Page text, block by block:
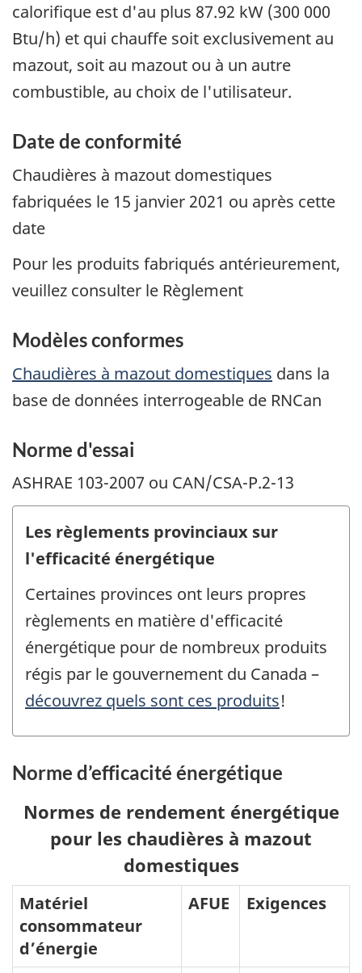
calorifique est d'au plus 87.92 kW (300 000
Btu/h) et qui chauffe soit exclusivement au
mazout, soit au mazout ou à un autre
combustible, au choix de l'utilisateur.
Date de conformité
Chaudières à mazout domestiques
fabriquées le 15 janvier 2021 ou après cette
date
Pour les produits fabriqués antérieurement,
veuillez consulter le Règlement
Modèles conformes
Chaudières à mazout domestiques dans la
base de données interrogeable de RNCan
Norme d'essai
ASHRAE 103-2007 ou CAN/CSA-P.2-13
Les règlements provinciaux sur
l'efficacité énergétique
Certaines provinces ont leurs propres
règlements en matière d'efficacité
énergétique pour de nombreux produits
régis par le gouvernement du Canada –
découvrez quels sont ces produits!
Norme d’efficacité énergétique
Normes de rendement énergétique
pour les chaudières à mazout
domestiques
Matériel
consommateur
d’énergie
AFUE Exigences